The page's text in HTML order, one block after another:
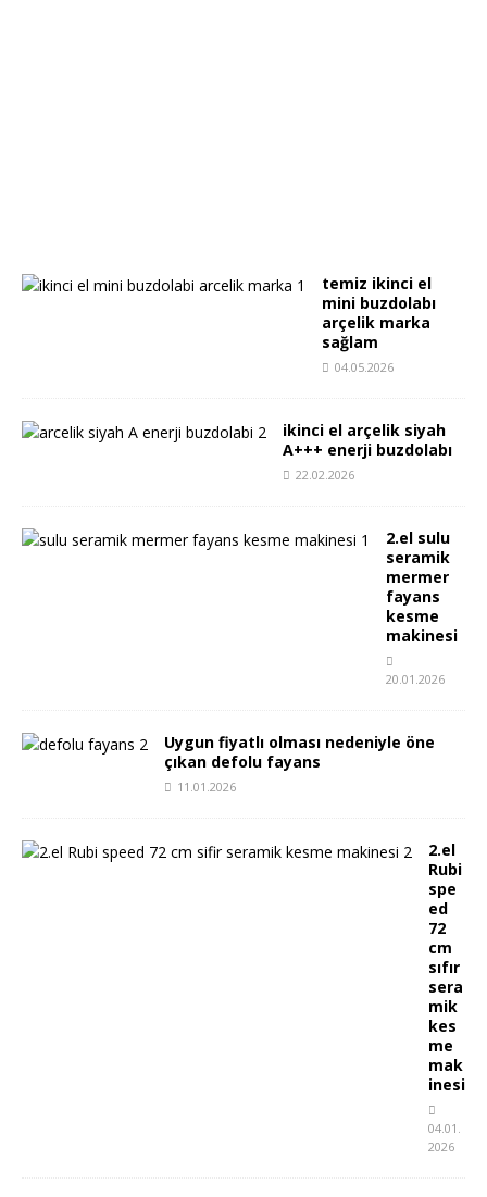
temiz ikinci el
mini buzdolabı
arçelik marka
sağlam
04.05.2026
ikinci el arçelik siyah
A+++ enerji buzdolabı
22.02.2026
2.el sulu
seramik
mermer
fayans
kesme
makinesi
20.01.2026
Uygun fiyatlı olması nedeniyle öne
çıkan defolu fayans
11.01.2026
2.el
Rubi
spe
ed
72
cm
sıfır
sera
mik
kes
me
mak
inesi
04.01.
2026